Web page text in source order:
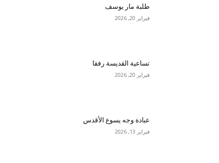
طلبة مار يوسف
فبراير 20, 2026
تساعية القديسة رفقا
فبراير 20, 2026
عبادة وجه يسوع الأقدس
فبراير 13, 2026